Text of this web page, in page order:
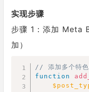
实现步骤
步骤 1：添加 Meta
加）
// 添加多个特
function